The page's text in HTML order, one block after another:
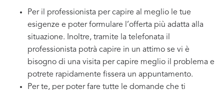
Per il professionista per capire al meglio le tue
esigenze e poter formulare l’offerta più adatta alla
situazione. Inoltre, tramite la telefonata il
professionista potrà capire in un attimo se vi è
bisogno di una visita per capire meglio il problema e
potrete rapidamente fissera un appuntamento.
Per te, per poter fare tutte le domande che ti